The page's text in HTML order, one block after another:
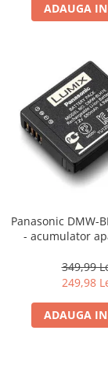
Camere Video
Accesorii camere
Accesorii drone
Acumulatori
Lampi video
Stabilizatoare
video
Accesorii diverse
Camere Video
ADAUGA IN
Panasonic DMW-
- acumulator
349,99
249,98
ADAUGA IN